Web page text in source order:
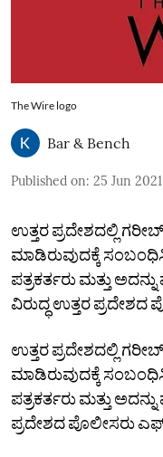
The Wire logo
Bar & Bench
Published on: 25 Jun
ಉತ್ತರ ಪ್ರದೇಶದಲ್ಲಿ
ಮಾಡಿರುವುದಕ್ಕೆ
ಪತ್ರಕರ್ತರು ಮತ್ತು
ವಿರುದ್ಧ ಉತ್ತರ
ಉತ್ತರ ಪ್ರದೇಶದಲ್ಲಿ
ಮಾಡಿರುವುದಕ್ಕೆ
ಪತ್ರಕರ್ತರು ಮತ್ತು
ಪ್ರದೇಶದ ಪೊಲೀಸರು